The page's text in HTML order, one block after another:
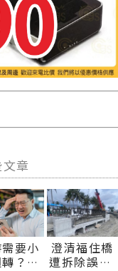
章
要小
？上
澄清福住橋
遭拆除誤解